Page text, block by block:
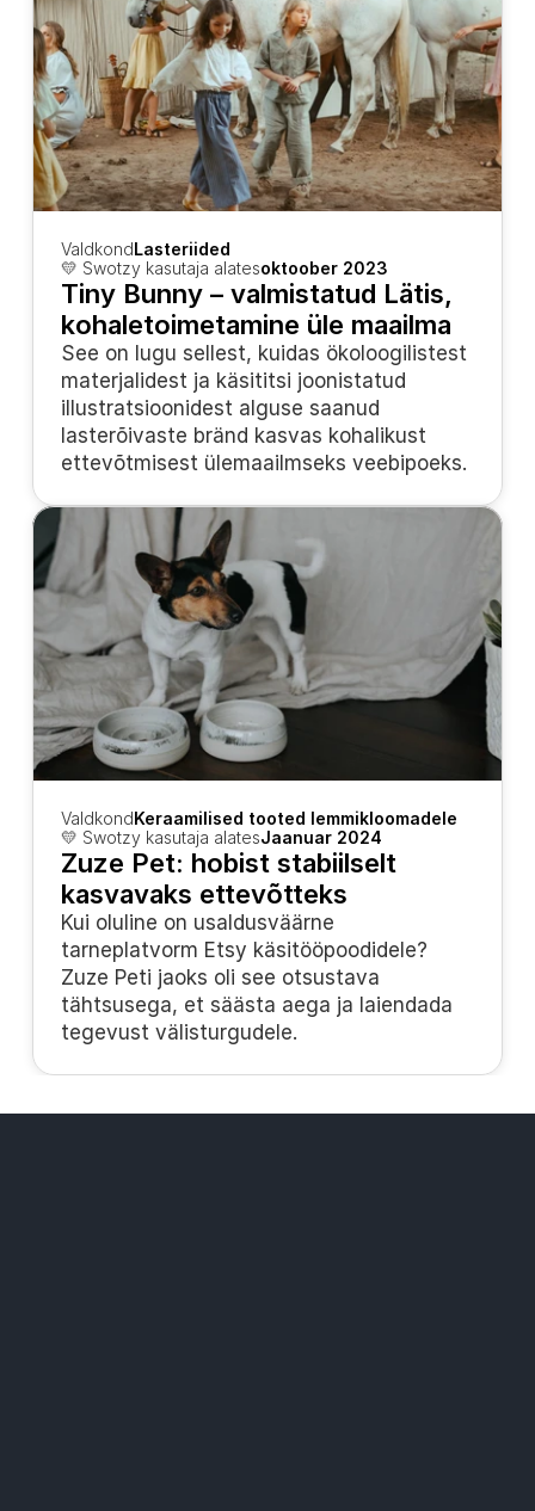
ValdkondLasteriided
💛 Swotzy kasutaja alatesoktoober 2023
Tiny Bunny – valmistatud Lätis,
kohaletoimetamine üle maailma
See on lugu sellest, kuidas ökoloogilistest
materjalidest ja käsititsi joonistatud
illustratsioonidest alguse saanud
lasterõivaste bränd kasvas kohalikust
ettevõtmisest ülemaailmseks veebipoeks.
ValdkondKeraamilised tooted lemmikloomadele
💛 Swotzy kasutaja alatesJaanuar 2024
Zuze Pet: hobist stabiilselt
kasvavaks ettevõtteks
Kui oluline on usaldusväärne
tarneplatvorm Etsy käsitööpoodidele?
Zuze Peti jaoks oli see otsustava
tähtsusega, et säästa aega ja laiendada
tegevust välisturgudele.